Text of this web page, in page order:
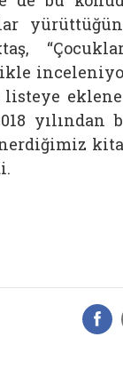
listeye
yılından